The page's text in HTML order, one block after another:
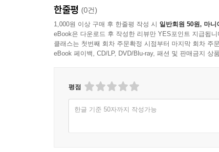
한줄평 (0건)
1,000원 이상 구매 후 한줄평 작성 시 일반회원 50원, 마니
eBook은 다운로드 후 작성한 리뷰만 YES포인트 지급됩니
클래스는 첫번째 회차 주문확정 시점부터 마지막 회차 주
eBook 페이백, CD/LP, DVD/Blu-ray, 패션 및 판매금지 상
평점
한글 기준 50자까지 작성가능